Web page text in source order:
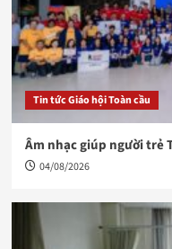
Tin tức Giáo hội Toàn cầu
Âm nhạc giúp người trẻ
04/08/2026